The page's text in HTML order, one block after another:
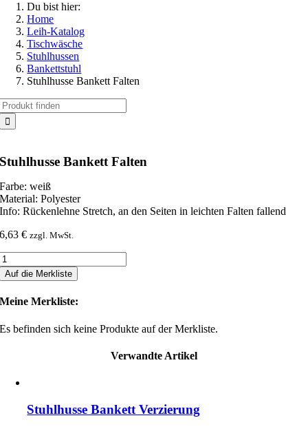
Du bist hier:
Home
Leih-Katalog
Tischwäsche
Stuhlhussen
Bankettstuhl
Stuhlhusse Bankett Falten
Stuhlhusse Bankett Falten
Farbe: weiß
Material: Polyester
Info: Rückenlehne Stretch, an den Seiten in leichten Falten fallend
6,63€ zzgl. MwSt.
Auf die Merkliste
Meine Merkliste:
Es befinden sich keine Produkte auf der Merkliste.
Verwandte Artikel
Stuhlhusse Bankett Verzierung